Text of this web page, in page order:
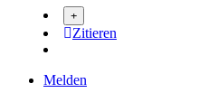
Zitieren
Melden